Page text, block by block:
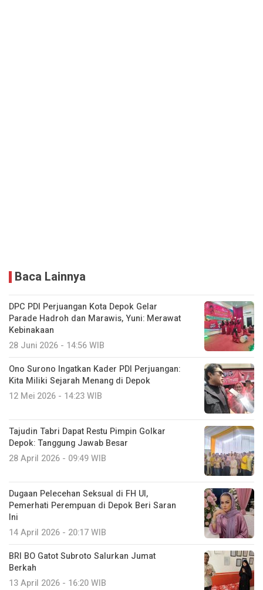
Baca Lainnya
DPC PDI Perjuangan Kota Depok Gelar
Parade Hadroh dan Marawis, Yuni: Merawat
Kebinakaan
28 Juni 2026 - 14:56 WIB
Ono Surono Ingatkan Kader PDI Perjuangan:
Kita Miliki Sejarah Menang di Depok
12 Mei 2026 - 14:23 WIB
Tajudin Tabri Dapat Restu Pimpin Golkar
Depok: Tanggung Jawab Besar
28 April 2026 - 09:49 WIB
Dugaan Pelecehan Seksual di FH UI,
Pemerhati Perempuan di Depok Beri Saran
Ini
14 April 2026 - 20:17 WIB
BRI BO Gatot Subroto Salurkan Jumat
Berkah
13 April 2026 - 16:20 WIB